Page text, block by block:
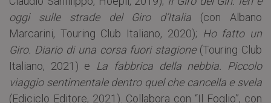
oggi sulle strade del Giro d’Italia (con Albano
Marcarini, Touring Club Italiano, 2020); Ho fatto un
Giro. Diario di una corsa fuori stagione(Touring Club
Italiano, 2021) e La fabbrica della nebbia. Piccolo
viaggio sentimentale dentro quel che cancella e svela
(Ediciclo Editore, 2021). Collabora con “Il Foglio”, con